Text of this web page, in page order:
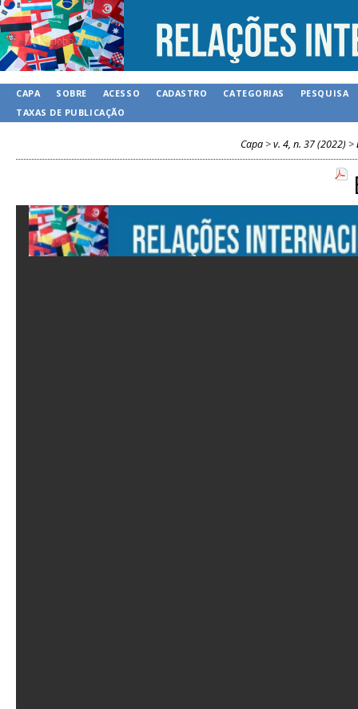
CAPA SOBRE ACESSO CADASTRO CATEGORIAS
PESQUISA
TAXAS DE PUBLICAÇÃO
Capa>v. 4, n. 37 (2022) >